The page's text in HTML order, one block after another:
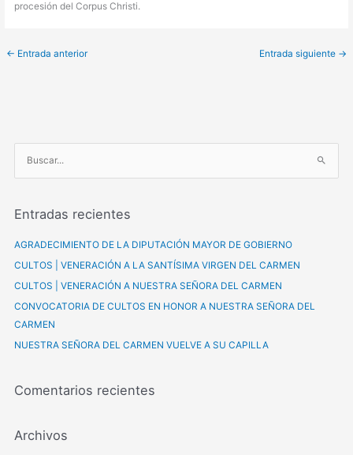
procesión del Corpus Christi.
← Entrada anterior Entrada siguiente →
u
c
p
o
r
:
Entradas recientes
AGRADECIMIENTO DE LA DIPUTACIÓN MAYOR DE GOBIERNO
CULTOS | VENERACIÓN A LA SANTÍSIMA VIRGEN DEL CARMEN
CULTOS | VENERACIÓN A NUESTRA SEÑORA DEL CARMEN
CONVOCATORIA DE CULTOS EN HONOR A NUESTRA SEÑORA DEL
CARMEN
NUESTRA SEÑORA DEL CARMEN VUELVE A SU CAPILLA
Comentarios recientes
Archivos